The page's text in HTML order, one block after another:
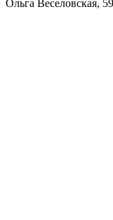
Ольга Веселовская,